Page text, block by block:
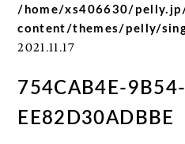
/home/xs406630/
content/themes/pelly/
2021.11.17
754CAB4E-
EE82D30ADBBE